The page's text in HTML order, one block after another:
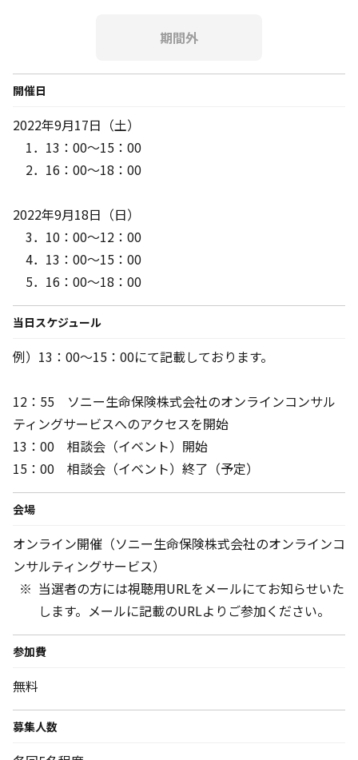
期間外
開催日
2022年9月17日（土）
1．13：00～15：00
2．16：00～18：00
2022年9月18日（日）
3．10：00～12：00
4．13：00～15：00
5．16：00～18：00
当日スケジュール
例）13：00～15：00にて記載しております。
12：55 ソニー生命保険株式会社のオンラインコンサル
ティングサービスへのアクセスを開始
13：00 相談会（イベント）開始
15：00 相談会（イベント）終了（予定）
会場
オンライン開催（ソニー生命保険株式会社のオンラインコ
ンサルティングサービス）
当選者の方には視聴用URLをメールにてお知らせいた
します。メールに記載のURLよりご参加ください。
参加費
無料
募集人数